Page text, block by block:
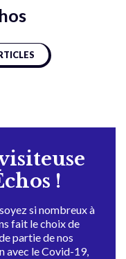
!
si nombreux à
fait le choix de
partie de nos
avec le Covid-19,